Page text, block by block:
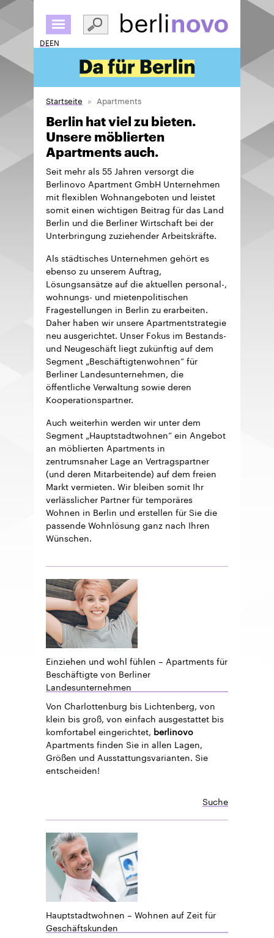
zum
Inhalt
DEEN
Startseite Apartments
Berlin hat viel zu bieten.
Unsere möblierten
Apartments auch.
Seit mehr als 55 Jahren versorgt die
Berlinovo Apartment GmbH Unternehmen
mit flexiblen Wohnangeboten und leistet
somit einen wichtigen Beitrag für das Land
Berlin und die Berliner Wirtschaft bei der
Unterbringung zuziehender Arbeitskräfte.
Als städtisches Unternehmen gehört es
ebenso zu unserem Auftrag,
Lösungsansätze auf die aktuellen personal-,
wohnungs- und mietenpolitischen
Fragestellungen in Berlin zu erarbeiten.
Daher haben wir unsere Apartmentstrategie
neu ausgerichtet. Unser Fokus im Bestands-
und Neugeschäft liegt zukünftig auf dem
Segment „Beschäftigtenwohnen“ für
Berliner Landesunternehmen, die
öffentliche Verwaltung sowie deren
Kooperationspartner.
Auch weiterhin werden wir unter dem
Segment „Hauptstadtwohnen“ ein Angebot
an möblierten Apartments in
zentrumsnaher Lage an Vertragspartner
(und deren Mitarbeitende) auf dem freien
Markt vermieten. Wir bleiben somit Ihr
verlässlicher Partner für temporäres
Wohnen in Berlin und erstellen für Sie die
passende Wohnlösung ganz nach Ihren
Wünschen.
Einziehen und wohl fühlen – Apartments für
Beschäftigte von Berliner
Landesunternehmen
Von Charlottenburg bis Lichtenberg, von
klein bis groß, von einfach ausgestattet bis
komfortabel eingerichtet, berlinovo
Apartments finden Sie in allen Lagen,
Größen und Ausstattungsvarianten. Sie
entscheiden!
Suche
Hauptstadtwohnen – Wohnen auf Zeit für
Geschäftskunden